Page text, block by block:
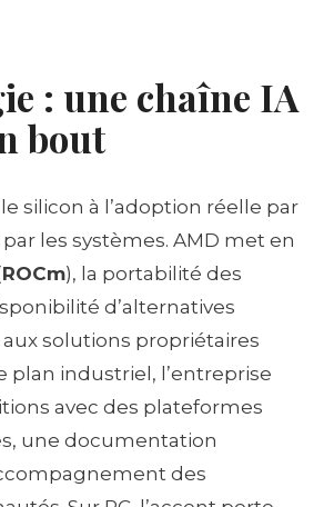
: une chaîne IA
bout
silicon à l’adoption réelle par
les systèmes. AMD met en
ROCm), la portabilité des
d’alternatives
solutions propriétaires
plan industriel, l’entreprise
avec des plateformes
une documentation
des